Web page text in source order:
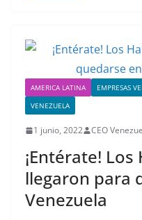
AMERICA LATINA EMPRESAS
VENEZUELA
1 junio, 2022 CEO
¡Entérate!
llegaron para
Venezuela